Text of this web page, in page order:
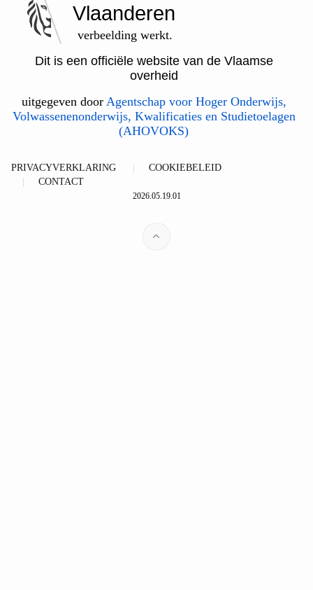
Vlaanderen
verbeelding werkt.
Dit is een officiële website van de Vlaamse
overheid
uitgegeven door Agentschap voor Hoger Onderwijs,
Volwassenenonderwijs, Kwalificaties en Studietoelagen
(AHOVOKS)
PRIVACYVERKLARING
COOKIEBELEID
CONTACT
2026.05.19.01